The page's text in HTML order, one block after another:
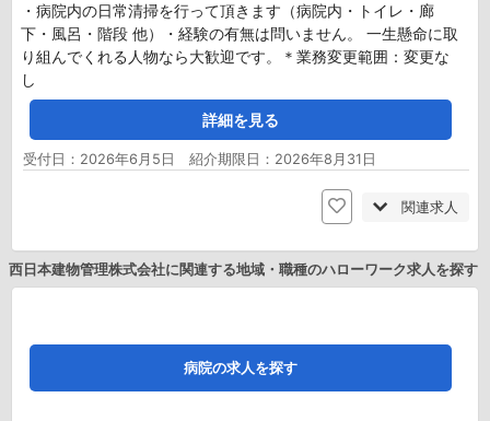
・病院内の日常清掃を行って頂きます（病院内・トイレ・廊
下・風呂・階段 他）・経験の有無は問いません。 一生懸命に取
り組んでくれる人物なら大歓迎です。＊業務変更範囲：変更な
し
詳細を見る
受付日：2026年6月5日 紹介期限日：2026年8月31日
関連求人
西日本建物管理株式会社に関連する地域・職種のハローワーク求人を探す
病院の求人を探す